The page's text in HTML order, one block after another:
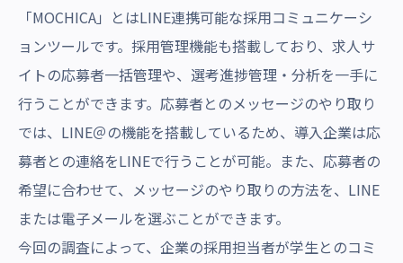
「MOCHICA」とはLINE連携可能な採用コミュニケーシ
ョンツールです。採用管理機能も搭載しており、求人サ
イトの応募者一括管理や、選考進捗管理・分析を一手に
行うことができます。応募者とのメッセージのやり取り
では、LINE＠の機能を搭載しているため、導入企業は応
募者との連絡をLINEで行うことが可能。また、応募者の
希望に合わせて、メッセージのやり取りの方法を、LINE
または電子メールを選ぶことができます。
今回の調査によって、企業の採用担当者が学生とのコミ